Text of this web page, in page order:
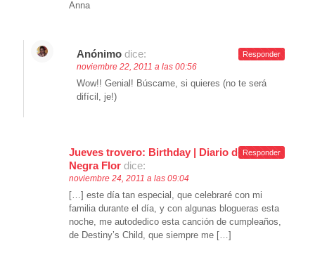
Anna
Anónimo dice:
noviembre 22, 2011 a las 00:56
Wow!! Genial! Búscame, si quieres (no te será
difícil, je!)
Responder
Jueves trovero: Birthday | Diario de la
Negra Flor dice:
noviembre 24, 2011 a las 09:04
[…] este día tan especial, que celebraré con mi
familia durante el día, y con algunas blogueras esta
noche, me autodedico esta canción de cumpleaños,
de Destiny’s Child, que siempre me […]
Responder